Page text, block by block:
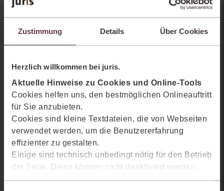
Zustimmung Details Über Cookies
Herzlich willkommen bei juris.
Aktuelle Hinweise zu Cookies und Online-Tools
Cookies helfen uns, den bestmöglichen Onlineauftritt
für Sie anzubieten.
Cookies sind kleine Textdateien, die von Webseiten
verwendet werden, um die Benutzererfahrung
effizienter zu gestalten.
Einige sind technisch unbedingt nötig für den Betrieb
der Seite. Diese können nicht deaktiviert werden.
Der Verwendung von Cookies, die Marketing- oder
Sie kennen juris noch nicht?
Praxiswissensmanagement der Zukunft gestaltet, welche
Arbeitsprozesse einfacher und effizienter werden.